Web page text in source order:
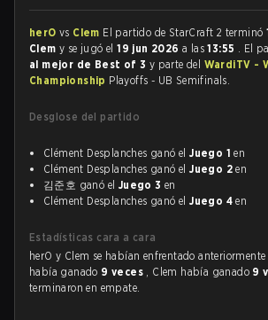
herO vs Clem El partido de StarCraft 2 terminó
Clem y se jugó el19 jun 2026a las13:55 . El
al mejor de Best of 3 y parte del WardiTV -
Championship Playoffs - UB Semifinals.
Desglose del partido
Clément Desplanches ganó elJuego 1 en
Clément Desplanches ganó elJuego 2 en
김준호 ganó el Juego 3 en
Clément Desplanches ganó elJuego 4 en
Estadísticas cara a cara
herO y Clem se habían enfrentado anteriormente
había ganado 9 veces , Clem había ganado 9
terminaron en empate.